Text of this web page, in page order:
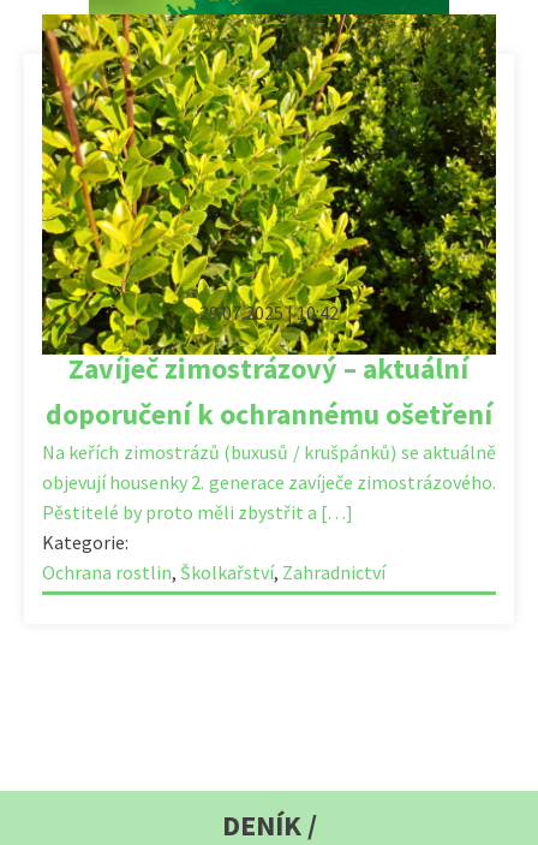
29.07.2025 | 10:42
Zavíječ zimostrázový – aktuální
doporučení k ochrannému ošetření
Na keřích zimostrázů (buxusů / krušpánků) se aktuálně
objevují housenky 2. generace zavíječe zimostrázového.
Pěstitelé by proto měli zbystřit a […]
Kategorie:
Ochrana rostlin, Školkařství, Zahradnictví
DENÍK /